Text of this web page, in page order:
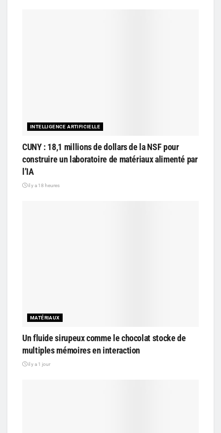
INTELLIGENCE ARTIFICIELLE
CUNY : 18,1 millions de dollars de la NSF pour
construire un laboratoire de matériaux alimenté par
l’IA
il y a 18 heures
MATÉRIAUX
Un fluide sirupeux comme le chocolat stocke de
multiples mémoires en interaction
il y a 1 jour